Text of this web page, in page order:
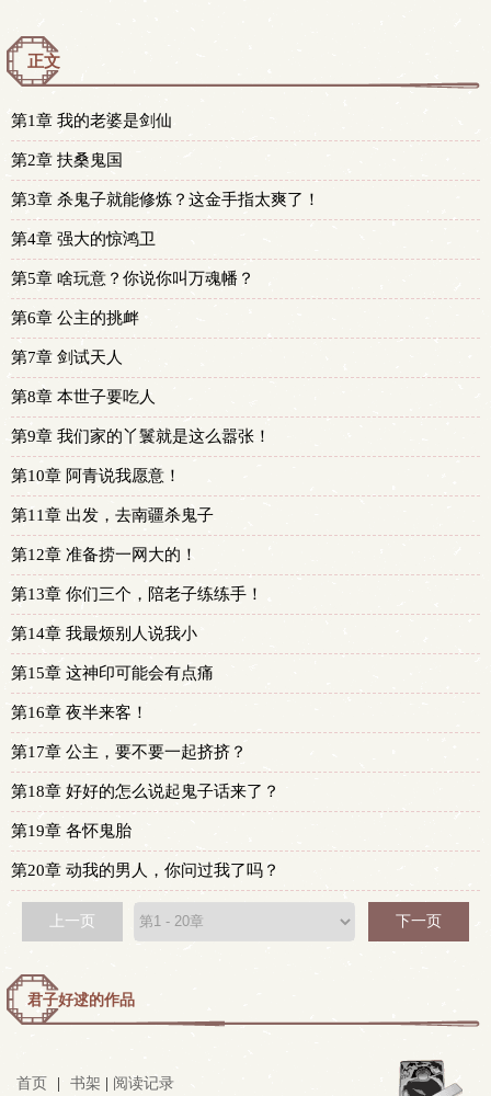
正文
第1章 我的老婆是剑仙
第2章 扶桑鬼国
第3章 杀鬼子就能修炼？这金手指太爽了！
第4章 强大的惊鸿卫
第5章 啥玩意？你说你叫万魂幡？
第6章 公主的挑衅
第7章 剑试天人
第8章 本世子要吃人
第9章 我们家的丫鬟就是这么嚣张！
第10章 阿青说我愿意！
第11章 出发，去南疆杀鬼子
第12章 准备捞一网大的！
第13章 你们三个，陪老子练练手！
第14章 我最烦别人说我小
第15章 这神印可能会有点痛
第16章 夜半来客！
第17章 公主，要不要一起挤挤？
第18章 好好的怎么说起鬼子话来了？
第19章 各怀鬼胎
第20章 动我的男人，你问过我了吗？
上一页 下一页
君子好逑的作品
首页 书架 阅读记录